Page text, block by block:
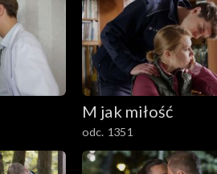
M jak miłość
odc. 1351